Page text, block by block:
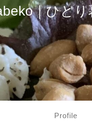
｜ひと
Profile